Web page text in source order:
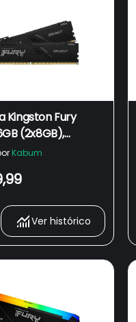
Kingston Fury
(2x8GB),
DDR4, CL16, Preto
Kabum
Ver histórico